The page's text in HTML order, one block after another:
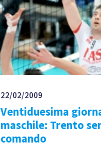
22/02/2009
Ventiduesima
maschile: Trento
comando